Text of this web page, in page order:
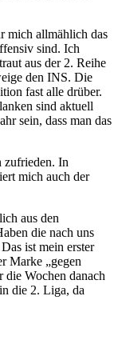
mich allmählich das
sind. Ich
aus der 2. Reihe
den INS. Die
fast alle drüber.
sind aktuell
sein, dass man das
zufrieden. In
mich auch der
aus den
die nach uns
ist mein erster
Marke „gegen
Wochen danach
die 2. Liga, da